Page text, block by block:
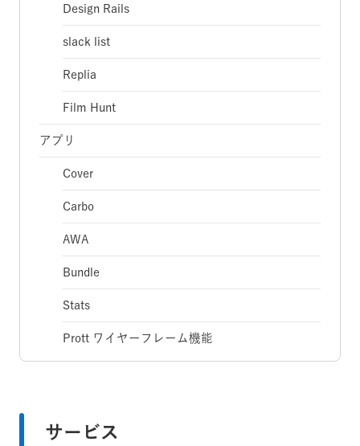
Design Rails
slack list
Replia
Film Hunt
アプリ
Cover
Carbo
AWA
Bundle
Stats
Prott ワイヤーフレーム機能
サービス